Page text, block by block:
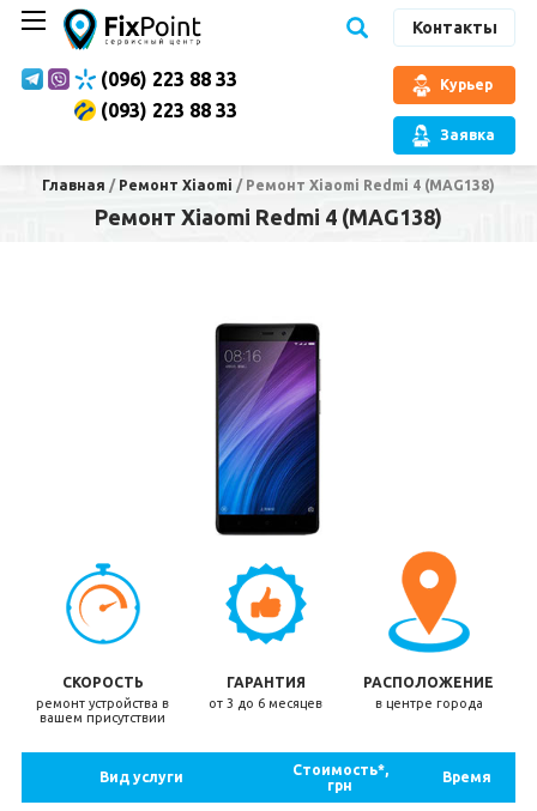
Контакты
(096) 223 88 33
(093) 223 88 33
Курьер
Заявка
Главная / Ремонт Xiaomi / Ремонт Xiaomi Redmi 4 (MAG138)
Ремонт Xiaomi Redmi 4 (MAG138)
СКОРОСТЬ
ремонт устройства в
вашем присутствии
ГАРАНТИЯ
от 3 до 6 месяцев
РАСПОЛОЖЕНИЕ
в центре города
Вид услуги
Стоимость*,
грн
Время